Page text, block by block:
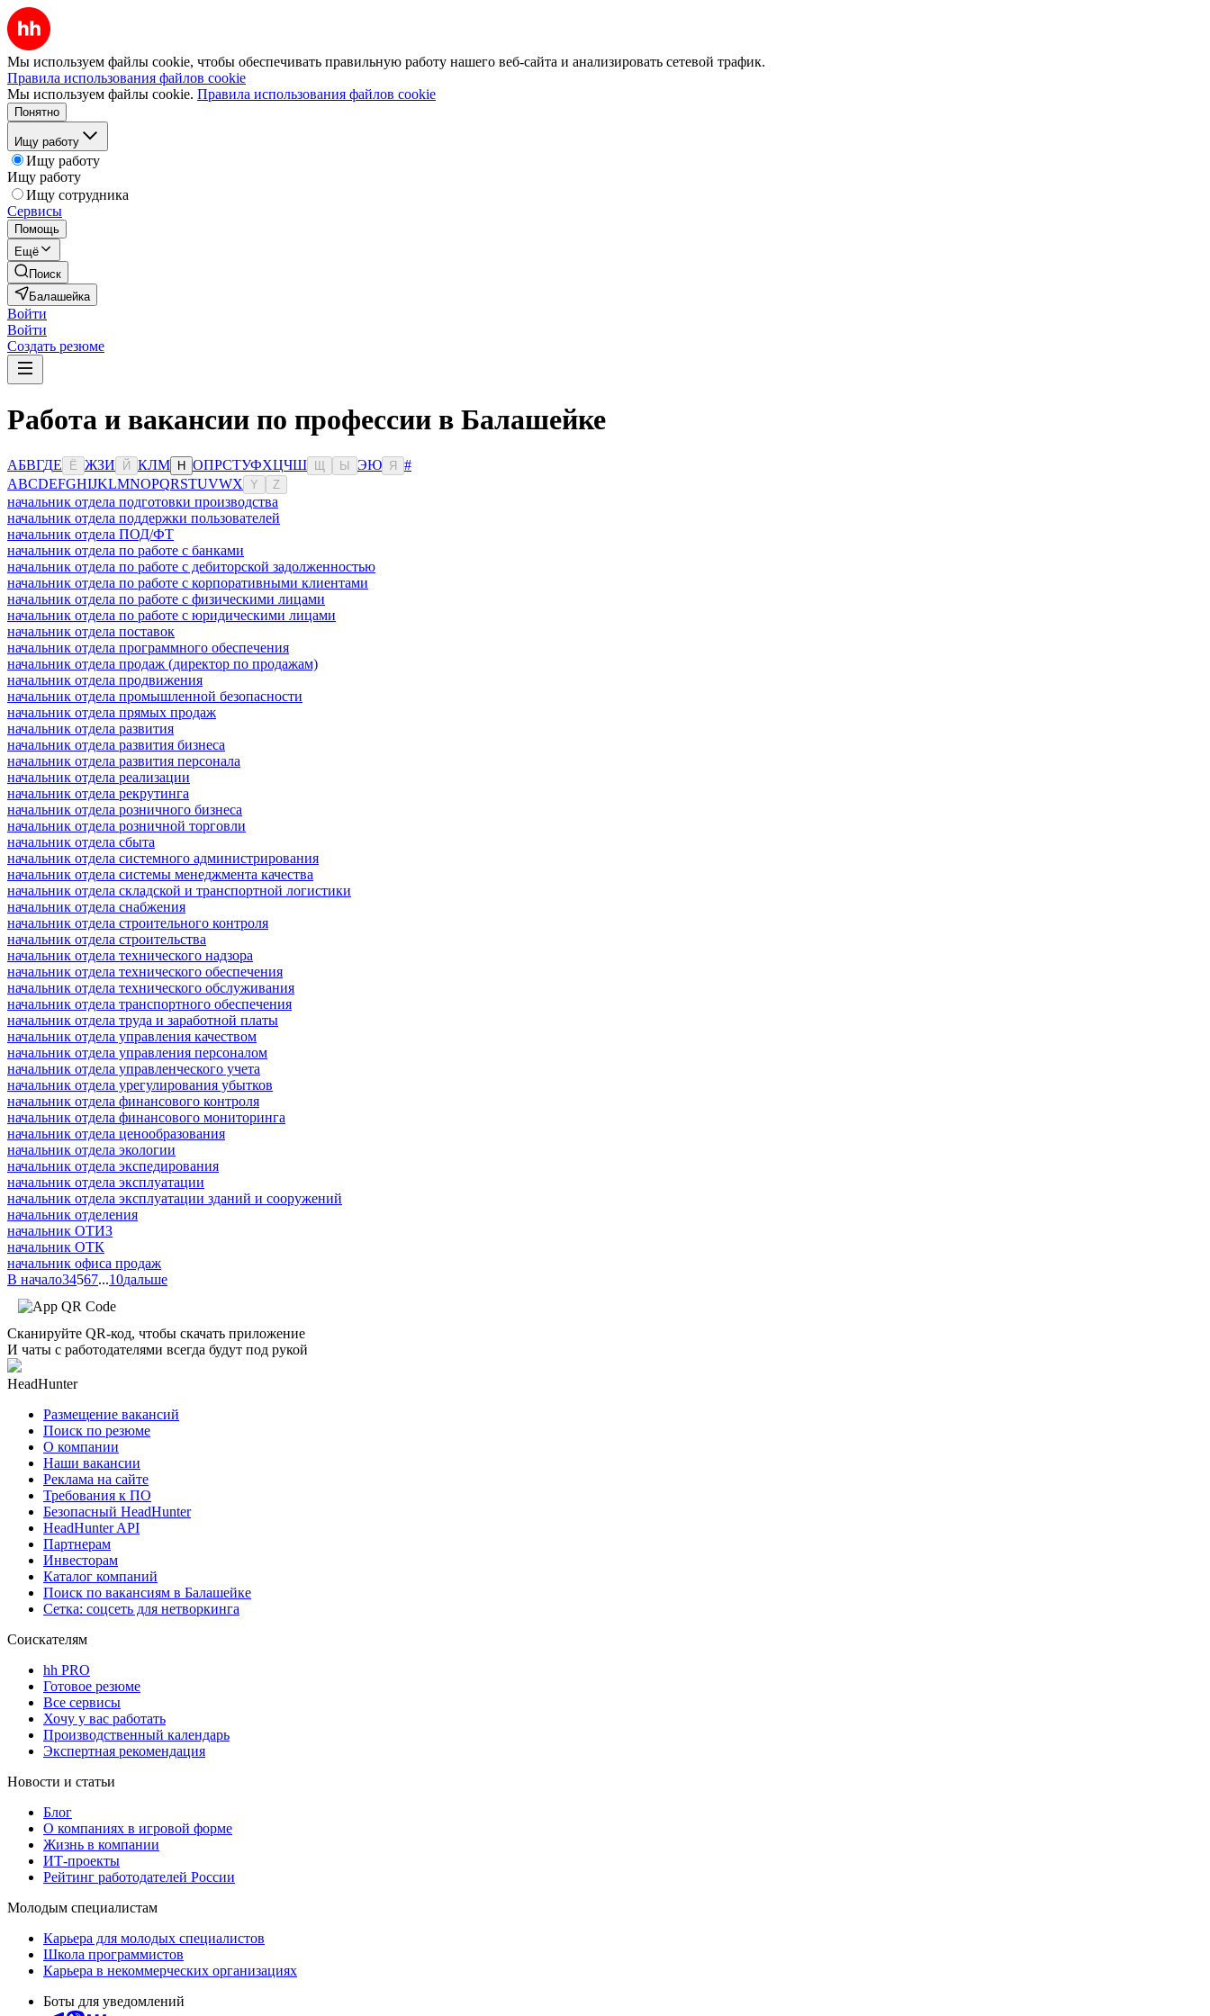
Мы используем файлы cookie, чтобы обеспечивать правильную работу нашего веб-сайта и анализировать сетевой трафик.
Правила использования файлов cookie
Мы используем файлы cookie. Правила использования файлов cookie
Понятно
Ищу работу
Ищу работу
Ищу работу
Ищу сотрудника
Сервисы
Помощь
Ещё
Поиск
Балашейка
Войти
Войти
Создать резюме
Работа и вакансии по профессии в Балашейке
АБВГДЕ Ё ЖЗИ Й КЛМ Н ОПРСТУФХЦЧШ Ы ЭЮ Я
#
ABCDEFGHIJKLMNOPQRSTUVWX Y Z
начальник отдела подготовки производства
начальник отдела поддержки пользователей
начальник отдела ПОД/ФТ
начальник отдела по работе с банками
начальник отдела по работе с дебиторской задолженностью
начальник отдела по работе с корпоративными клиентами
начальник отдела по работе с физическими лицами
начальник отдела по работе с юридическими лицами
начальник отдела поставок
начальник отдела программного обеспечения
начальник отдела продаж (директор по продажам)
начальник отдела продвижения
начальник отдела промышленной безопасности
начальник отдела прямых продаж
начальник отдела развития
начальник отдела развития бизнеса
начальник отдела развития персонала
начальник отдела реализации
начальник отдела рекрутинга
начальник отдела розничного бизнеса
начальник отдела розничной торговли
начальник отдела сбыта
начальник отдела системного администрирования
начальник отдела системы менеджмента качества
начальник отдела складской и транспортной логистики
начальник отдела снабжения
начальник отдела строительного контроля
начальник отдела строительства
начальник отдела технического надзора
начальник отдела технического обеспечения
начальник отдела технического обслуживания
начальник отдела транспортного обеспечения
начальник отдела труда и заработной платы
начальник отдела управления качеством
начальник отдела управления персоналом
начальник отдела управленческого учета
начальник отдела урегулирования убытков
начальник отдела финансового контроля
начальник отдела финансового мониторинга
начальник отдела ценообразования
начальник отдела экологии
начальник отдела экспедирования
начальник отдела эксплуатации
начальник отдела эксплуатации зданий и сооружений
начальник отделения
начальник ОТИЗ
начальник ОТК
начальник офиса продаж
В начало34567...10дальше
Сканируйте QR-код, чтобы скачать приложение
И чаты с работодателями всегда будут под рукой
HeadHunter
Размещение вакансий
Поиск по резюме
О компании
Наши вакансии
Реклама на сайте
Требования к ПО
Безопасный HeadHunter
HeadHunter API
Партнерам
Инвесторам
Каталог компаний
Поиск по вакансиям в Балашейке
Сетка: соцсеть для нетворкинга
Соискателям
hh PRO
Готовое резюме
Все сервисы
Хочу у вас работать
Производственный календарь
Экспертная рекомендация
Новости и статьи
Блог
О компаниях в игровой форме
Жизнь в компании
ИТ-проекты
Рейтинг работодателей России
Молодым специалистам
Карьера для молодых специалистов
Школа программистов
Карьера в некоммерческих организациях
Боты для уведомлений